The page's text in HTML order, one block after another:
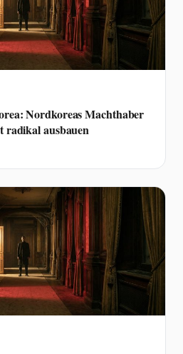
Nordkoreas Machthaber
ausbauen